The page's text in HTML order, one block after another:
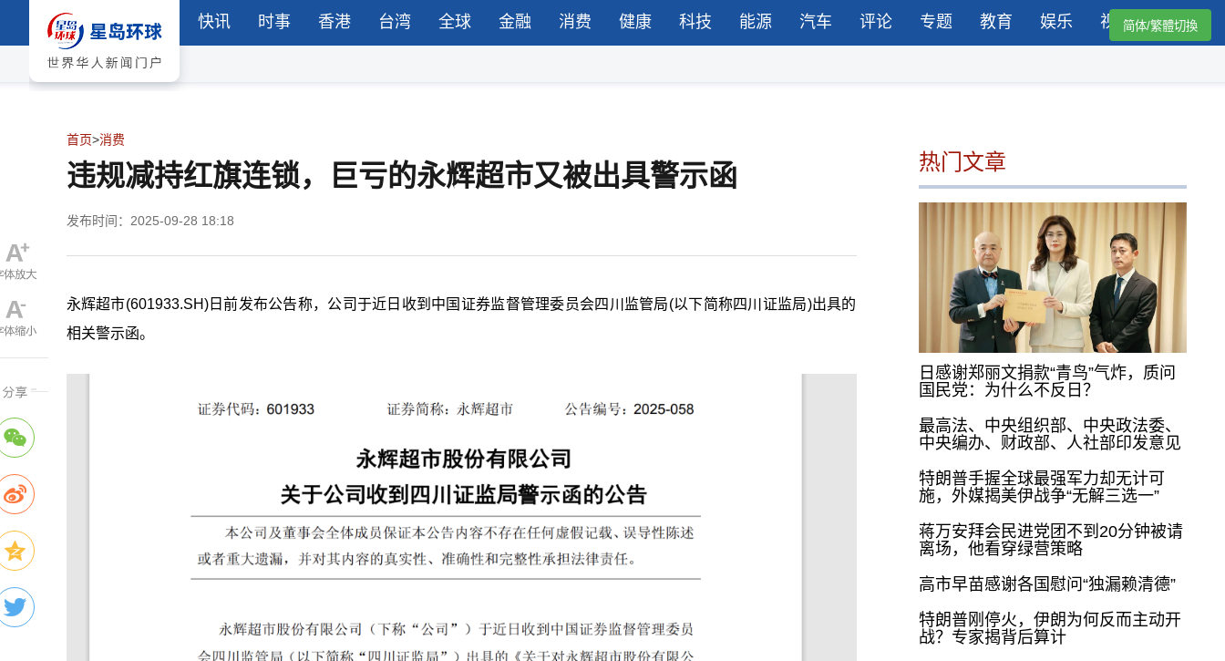
快讯 时事 香港 台湾 全球 金融 消费 健康 科技 能源 汽车 评论 专题 教育 娱乐 视频简体/繁體切換
首页>消费
违规减持红旗连锁，巨亏的永辉超市又被出具警示函
发布时间：2025-09-28 18:18
永辉超市(601933.SH)日前发布公告称，公司于近日收到中国证券监督管理委员会四川监管局(以下简称四川证监局)出具的
相关警示函。
热门文章
日感谢郑丽文捐款“青鸟”气炸，质问
国民党：为什么不反日？
最高法、中央组织部、中央政法委、
中央编办、财政部、人社部印发意见
特朗普手握全球最强军力却无计可
施，外媒揭美伊战争“无解三选一”
蒋万安拜会民进党团不到20分钟被请
离场，他看穿绿营策略
高市早苗感谢各国慰问“独漏赖清德”
特朗普刚停火，伊朗为何反而主动开
战？专家揭背后算计